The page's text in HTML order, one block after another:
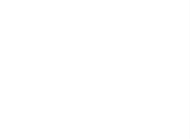
moment que ce soit, vous
à jour ou corriger les
personnels dont nous
vous, ou si vous souhaitez
pour les
que vous recevez de nous ou
partenaires commerciaux, vous
en informer en communiquant
info@chezcora.com.